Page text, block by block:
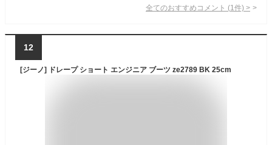
全てのおすすめコメント (1 件) >
12
[ジーノ] ドレープ ショート エンジニア ブーツ ze2789 BK 25cm